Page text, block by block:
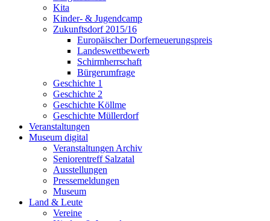
Kita
Kinder- & Jugendcamp
Zukunftsdorf 2015/16
Europäischer Dorferneuerungspreis
Landeswettbewerb
Schirmherrschaft
Bürgerumfrage
Geschichte 1
Geschichte 2
Geschichte Köllme
Geschichte Müllerdorf
Veranstaltungen
Museum digital
Veranstaltungen Archiv
Seniorentreff Salzatal
Ausstellungen
Pressemeldungen
Museum
Land & Leute
Vereine